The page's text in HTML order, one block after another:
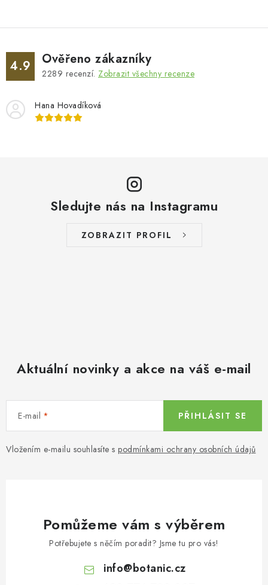
4.9 Ověřeno zákazníky
2289 recenzí. Zobrazit všechny recenze
Hana Hovadíková
Sledujte nás na Instagramu
ZOBRAZIT PROFIL
Aktuální novinky a akce na váš e-mail
E-mail
Vložením e-mailu souhlasíte s podmínkami ochrany osobních údajů
PŘIHLÁSIT SE
Pomůžeme vám s výběrem
Potřebujete s něčím poradit? Jsme tu pro vás!
info@botanic.cz